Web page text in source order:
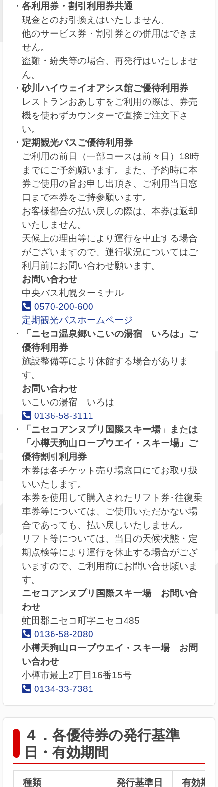
各利用券・割引利用券共通
現金とのお引換えはいたしません。
他のサービス券・割引券との併用はできま
せん。
盗難・紛失等の場合、再発行はいたしませ
ん。
砂川ハイウェイオアシス館ご優待利用券
レストランおあしすをご利用の際は、券売
機を使わずカウンターで直接ご注文下さ
い。
定期観光バスご優待利用券
ご利用の前日（一部コースは前々日）18時
までにご予約願います。また、予約時に本
券ご使用の旨お申し出頂き、ご利用当日窓
口まで本券をご持参願います。
お客様都合の払い戻しの際は、本券は返却
いたしません。
天候上の理由等により運行を中止する場合
がございますので、運行状況についてはご
利用前にお問い合わせ願います。
お問い合わせ
中央バス札幌ターミナル
0570-200-600
定期観光バスホームページ
「ニセコ温泉郷いこいの湯宿 いろは」ご
優待利用券
施設整備等により休館する場合がありま
す。
お問い合わせ
いこいの湯宿 いろは
0136-58-3111
「ニセコアンヌプリ国際スキー場」または
「小樽天狗山ロープウエイ・スキー場」ご
優待割引利用券
本券は各チケット売り場窓口にてお取り扱
いいたします。
本券を使用して購入されたリフト券･往復乗
車券等については、ご使用いただかない場
合であっても、払い戻しいたしません。
リフト等については、当日の天候状態・定
期点検等により運行を休止する場合がござ
いますので、ご利用前にお問い合せ願いま
す。
ニセコアンヌプリ国際スキー場 お問い合
わせ
虻田郡ニセコ町字ニセコ485
0136-58-2080
小樽天狗山ロープウエイ・スキー場 お問
い合わせ
小樽市最上2丁目16番15号
0134-33-7381
４．各優待券の発行基準
日・有効期間
種類 発行基準日 有効期